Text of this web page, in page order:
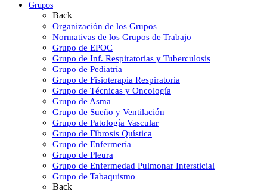
Grupos
Back
Organización de los Grupos
Normativas de los Grupos de Trabajo
Grupo de EPOC
Grupo de Inf. Respiratorias y Tuberculosis
Grupo de Pediatría
Grupo de Fisioterapia Respiratoria
Grupo de Técnicas y Oncología
Grupo de Asma
Grupo de Sueño y Ventilación
Grupo de Patología Vascular
Grupo de Fibrosis Quística
Grupo de Enfermería
Grupo de Pleura
Grupo de Enfermedad Pulmonar Intersticial
Grupo de Tabaquismo
Back